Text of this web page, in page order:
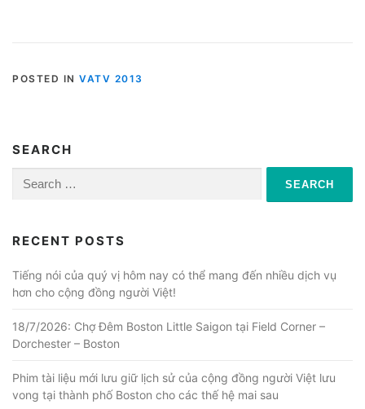
POSTED IN VATV 2013
SEARCH
for:
RECENT POSTS
Tiếng nói của quý vị hôm nay có thể mang đến nhiều dịch vụ
hơn cho cộng đồng người Việt!
18/7/2026: Chợ Đêm Boston Little Saigon tại Field Corner –
Dorchester – Boston
Phim tài liệu mới lưu giữ lịch sử của cộng đồng người Việt lưu
vong tại thành phố Boston cho các thế hệ mai sau